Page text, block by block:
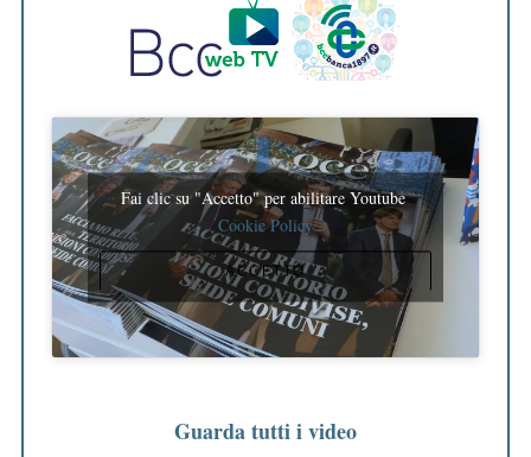
Fai clic su "Accetto" per abilitare Youtube
Cookie Policy
ACCETTO
Guarda tutti i video